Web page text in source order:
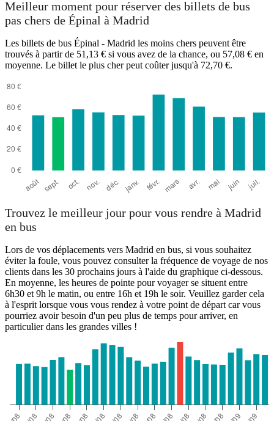
Meilleur moment pour réserver des billets de bus
pas chers de Épinal à Madrid
Les billets de bus Épinal - Madrid les moins chers peuvent être
trouvés à partir de 51,13 € si vous avez de la chance, ou 57,08 € en
moyenne. Le billet le plus cher peut coûter jusqu'à 72,70 €.
Trouvez le meilleur jour pour vous rendre à Madrid
en bus
Lors de vos déplacements vers Madrid en bus, si vous souhaitez
éviter la foule, vous pouvez consulter la fréquence de voyage de nos
clients dans les 30 prochains jours à l'aide du graphique ci-dessous.
En moyenne, les heures de pointe pour voyager se situent entre
6h30 et 9h le matin, ou entre 16h et 19h le soir. Veuillez garder cela
à l'esprit lorsque vous vous rendez à votre point de départ car vous
pourriez avoir besoin d'un peu plus de temps pour arriver, en
particulier dans les grandes villes !